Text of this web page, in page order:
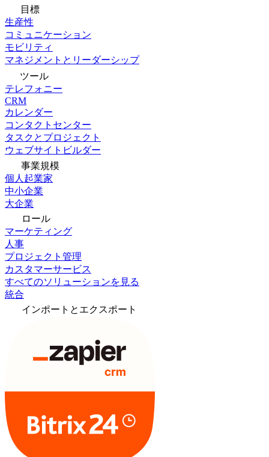
目標
生産性
コミュニケーション
モビリティ
マネジメントとリーダーシップ
ツール
テレフォニー
CRM
カレンダー
コンタクトセンター
タスクとプロジェクト
ウェブサイトビルダー
事業規模
個人起業家
中小企業
大企業
ロール
マーケティング
人事
プロジェクト管理
カスタマーサービス
すべてのソリューションを見る
統合
インポートとエクスポート